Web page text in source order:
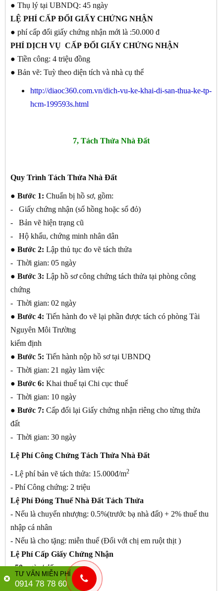
● Thụ lý tại UBNDQ: 45 ngày
LỆ PHÍ CẤP ĐỔI GIẤY CHỨNG NHẬN
● phí cấp đổi giấy chứng nhận mới là :50.000 đ
PHÍ DỊCH VỤ CẤP ĐỔI GIẤY CHỨNG NHẬN
● Tiền công: 4 triệu đồng
● Bản vẽ: Tuỳ theo diện tích và nhà cụ thể
http://diaoc360.com.vn/dich-vu-ke-khai-di-san-thua-ke-tp-
hcm-199593s.html
7, Tách Thửa Nhà Đất
Quy Trình Tách Thửa Nhà Đất
● Bước 1: Chuẩn bị hồ sơ, gồm:
- Giấy chứng nhận (sổ hồng hoặc sổ đỏ)
- Bản vẽ hiện trạng cũ
- Hộ khẩu, chứng minh nhân dân
● Bước 2: Lập thủ tục đo vẽ tách thửa
- Thời gian: 05 ngày
● Bước 3: Lập hồ sơ công chứng tách thửa tại phòng công
chứng
- Thời gian: 02 ngày
● Bước 4: Tiến hành đo vẽ lại phần được tách có phòng Tài
Nguyên Môi Trường
kiểm định
● Bước 5: Tiến hành nộp hồ sơ tại UBNDQ
- Thời gian: 21 ngày làm việc
● Bước 6: Khai thuế tại Chi cục thuế
- Thời gian: 10 ngày
● Bước 7: Cấp đổi lại Giấy chứng nhận riêng cho từng thửa
đất
- Thời gian: 30 ngày
Lệ Phí Công Chứng Tách Thửa Nhà Đất
- Lệ phí bản vẽ tách thửa: 15.000đ/m2
- Phí Công chứng: 2 triệu
Lệ Phí Đóng Thuế Nhà Đất Tách Thửa
- Nếu là chuyển nhượng: 0.5%(trước bạ nhà đất) + 2% thuế thu
nhập cá nhân
- Nếu là cho tặng: miễn thuế (Đối với chị em ruột thịt )
Lệ Phí Cấp Giấy Chứng Nhận
- 50 ngàn/giấy
Phí Dịch Vụ Tách Thửa
TƯ VẤN MIỄN PHÍ
0914 78 78 60